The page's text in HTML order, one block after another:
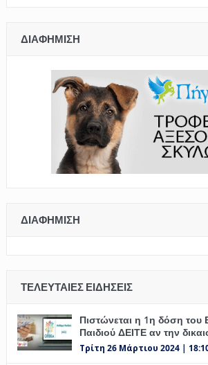
ΔΙΑΦΉΜΙΣΗ
ΔΙΑΦΉΜΙΣΗ
ΤΕΛΕΥΤΑΊΕΣ ΕΙΔΉΣΕΙΣ
Πιστώνεται η 1η δόση του
Παιδιού ΔΕΙΤΕ αν την
Τρίτη 26 Μάρτιου 2024 |